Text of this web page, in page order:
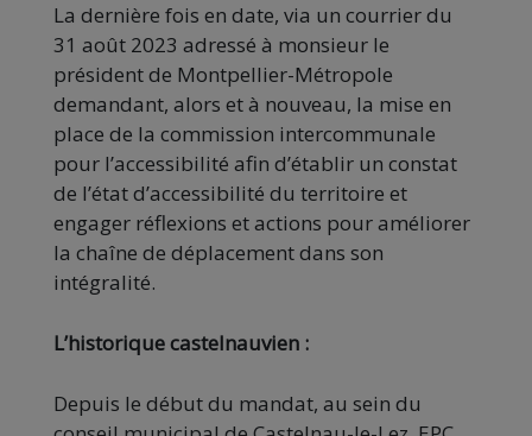
La dernière fois en date, via un courrier du
31 août 2023 adressé à monsieur le
président de Montpellier-Métropole
demandant, alors et à nouveau, la mise en
place de la commission intercommunale
pour l’accessibilité afin d’établir un constat
de l’état d’accessibilité du territoire et
engager réflexions et actions pour améliorer
la chaîne de déplacement dans son
intégralité.
L’historique castelnauvien :
Depuis le début du mandat, au sein du